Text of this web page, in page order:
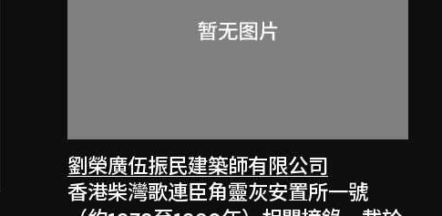
劉榮廣伍振民建築師有限公司
香港柴灣歌連臣角靈灰安置所一號